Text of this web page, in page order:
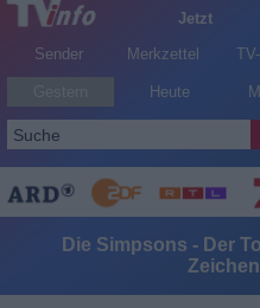
Jetzt
Sender
Merkzettel
Heute
Die Simpsons - Der